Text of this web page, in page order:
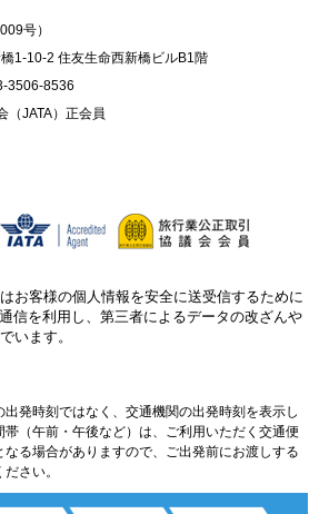
号）
1-10-2 住友生命西新橋ビルB1階
3506-8536
（JATA）正会員
お客様の個人情報を安全に送受信するために
信を利用し、第三者によるデータの改ざんや
います。
発時刻ではなく、交通機関の出発時刻を表示し
（午前・午後など）は、ご利用いただく交通便
る場合がありますので、ご出発前にお渡しする
さい。